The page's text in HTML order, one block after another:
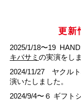
更新
2025/1/18〜19
キバサミ の実演をし
2024/11/27 ヤクル
演いたしました。
2024/9/4〜６ ギフト